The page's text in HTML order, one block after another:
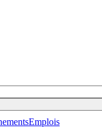
Emplois